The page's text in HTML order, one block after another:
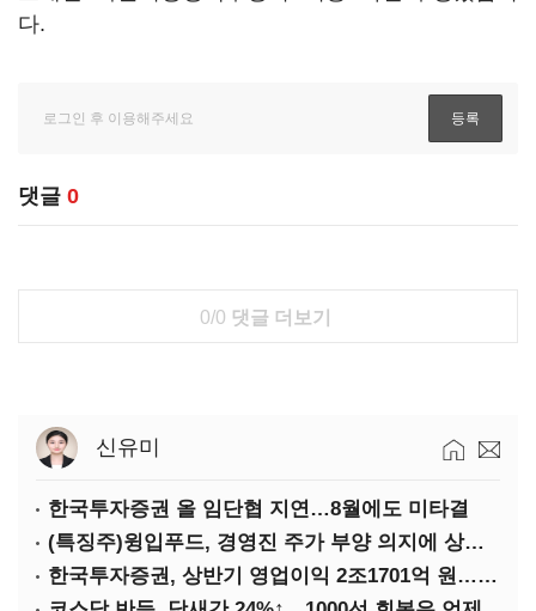
다.
댓글 0
0/0 댓글 더보기
신유미
한국투자증권 올 임단협 지연…8월에도 미타결
(특징주)윙입푸드, 경영진 주가 부양 의지에 상한가
한국투자증권, 상반기 영업이익 2조1701억 원… 전년비 89.1%↑